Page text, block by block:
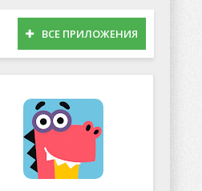
ВСЕ ПРИЛОЖЕНИЯ